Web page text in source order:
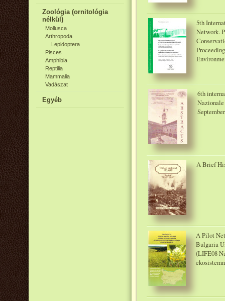
Zoológia (ornitológia
nélkül)
Mollusca
Arthropoda
Lepidoptera
Pisces
Amphibia
Reptilia
Mammalia
Vadászat
Egyéb
5th
Network.
6th
A Brief
A Pilot
Bulgaria
(LIFE08